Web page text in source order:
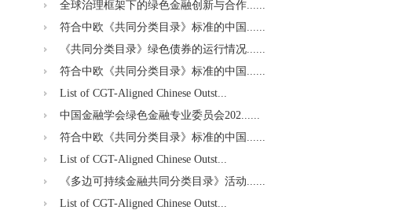
全球治理框架下的绿色金融创新与合作......
符合中欧《共同分类目录》标准的中国......
《共同分类目录》绿色债券的运行情况......
符合中欧《共同分类目录》标准的中国......
List of CGT-Aligned Chinese Outst...
中国金融学会绿色金融专业委员会202......
符合中欧《共同分类目录》标准的中国......
List of CGT-Aligned Chinese Outst...
《多边可持续金融共同分类目录》活动......
List of CGT-Aligned Chinese Outst...